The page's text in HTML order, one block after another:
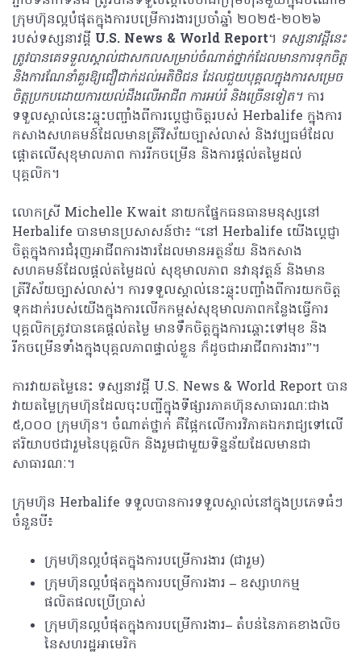
ក្រុមហ៊ុន​ល្អ​បំផុតក្នុងការបម្រើ​ការងារ​ប្រចាំ​ឆ្នាំ ២០២៥-២០២៦
របស់​ទស្សនាវដ្ដី U.S. News & World Report។ ទស្សនាវដ្ដីនេះ
ត្រូវ​បាន​គេ​ទទួល​ស្គាល់​ជា​សកល​សម្រាប់​ចំណាត់ថ្នាក់​ដែល​មាន​ការ​ទុកចិត្ត
និង​ការ​ណែនាំ​គួរ​ឱ្យ​ជឿជាក់​ដល់​អតិថិជន ដែល​ជួយ​បុគ្គល​ក្នុង​ការ​សម្រេច​
ចិត្ត​ប្រកប​ដោយ​ការ​យល់​ដឹង​លើ​អាជីព ការអប់រំ និង​ច្រើន​ទៀត។ ការ​
ទទួល​ស្គាល់​នេះ​ឆ្លុះបញ្ចាំង​ពី​ការ​ប្តេជ្ញា​ចិត្ត​​របស់ Herbalife ក្នុង​ការ​
កសាង​សហគមន៍​ដែលមានត្រីវិស័យច្បាស់លាស់ និង​វប្បធម៌​ដែល​
ផ្តោតលើ​សុខុមាលភាព ​ការ​រីកចម្រើន និងការផ្ដល់​តម្លៃ​ដល់​
បុគ្គលិក។
លោកស្រី Michelle Kwait នាយកផ្នែក​ធនធានមនុស្ស​នៅ
Herbalife បាន​មាន​ប្រសាសន៍​ថា៖ “នៅ Herbalife យើង​ប្ដេជ្ញា​
ចិត្ត​ក្នុង​ការ​ជំរុញ​អាជីព​ការងារ​ដែល​មាន​អត្ថន័យ និង​កសាង​
សហគមន៍​ដែលផ្តល់តម្លៃដល់ ​សុខុមាលភាព នវានុវត្តន៍ និងមាន​
ត្រីវិស័យច្បាស់លាស់។ ការទទួលស្គាល់នេះ​ឆ្លុះបញ្ចាំង​ពី​ការយកចិត្ត
ទុកដាក់របស់​យើង​ក្នុង​ការ​លើកកម្ពស់​សុខុមាលភាពកន្លែង​ធ្វើការ​
បុគ្គលិកត្រូវបានគេផ្តល់តម្លៃ មានទឹកចិត្តក្នុងការឆ្ពោះទៅមុខ និង​
រីកចម្រើនទាំងក្នុងបុគ្គលភាពផ្ទាល់ខ្លួន ក៏ដូចជាអាជីពការងារ”។
ការវាយតម្លៃនេះ ទស្សនាវដ្ដី U.S. News & World Report បាន​
វាយតម្លៃ​ក្រុមហ៊ុន​ដែល​ចុះបញ្ជី​ក្នុង​ទីផ្សារ​ភាគហ៊ុន​សាធារណៈ​ជាង
៥,០០០ ក្រុមហ៊ុន។ ចំណាត់ថ្នាក់​ គឺ​ផ្អែក​លើ​ការ​វិភាគ​ឯករាជ្យទៅលើ
ឥរិយាបថជារួមនៃ​បុគ្គលិក និងរួម​ជាមួយ​ទិន្នន័យ​ដែល​មាន​ជា​
សាធារណៈ។
ក្រុមហ៊ុន Herbalife ទទួល​បាន​ការ​ទទួល​ស្គាល់​នៅ​ក្នុង​ប្រភេទ​ធំៗ​
ចំនួន​បី៖
ក្រុមហ៊ុន​ល្អ​បំផុត​ក្នុងការបម្រើការងារ (ជារួម)
ក្រុមហ៊ុន​ល្អ​បំផុត​ក្នុងការបម្រើការងារ – ឧស្សាហកម្ម​
ផលិតផល​ប្រើប្រាស់
ក្រុមហ៊ុន​ល្អ​បំផុត​ក្នុងការបម្រើការងារ– តំបន់នៃភាគ​ខាងលិច
នៃសហរដ្ឋអាមេរិក